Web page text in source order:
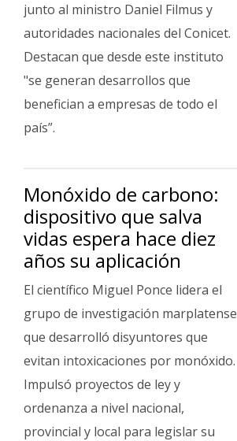
junto al ministro Daniel Filmus y
autoridades nacionales del Conicet.
Destacan que desde este instituto
"se generan desarrollos que
benefician a empresas de todo el
país”.
Monóxido de carbono:
dispositivo que salva
vidas espera hace diez
años su aplicación
El científico Miguel Ponce lidera el
grupo de investigación marplatense
que desarrolló disyuntores que
evitan intoxicaciones por monóxido.
Impulsó proyectos de ley y
ordenanza a nivel nacional,
provincial y local para legislar su